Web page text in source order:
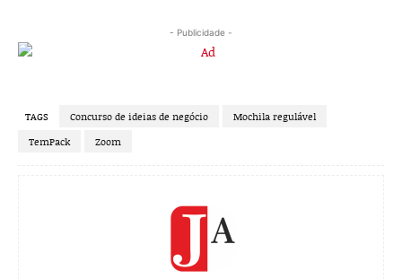
- Publicidade -
TAGS Concurso de ideias de negócio
Mochila regulável
TemPack
Zoom